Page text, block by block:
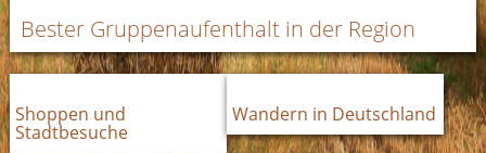
Bester Gruppenaufenthalt in der Region
Shoppen und
Stadtbesuche
Wandern in Deutschland